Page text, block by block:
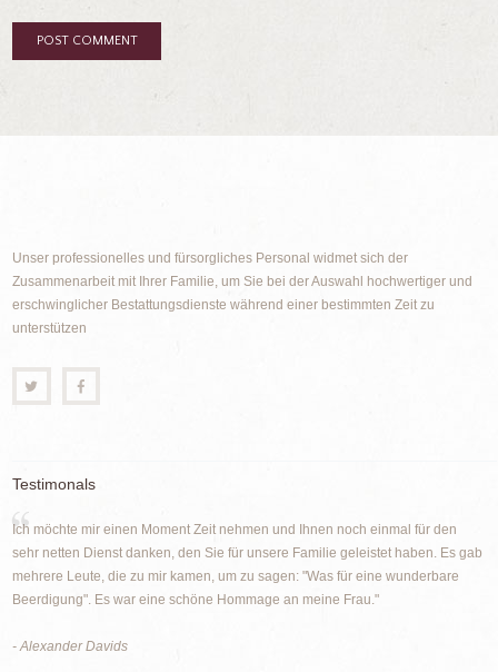
Unser professionelles und fürsorgliches Personal widmet sich der
Zusammenarbeit mit Ihrer Familie, um Sie bei der Auswahl hochwertiger und
erschwinglicher Bestattungsdienste während einer bestimmten Zeit zu
unterstützen
Testimonals
Ich möchte mir einen Moment Zeit nehmen und Ihnen noch einmal für den
sehr netten Dienst danken, den Sie für unsere Familie geleistet haben. Es gab
mehrere Leute, die zu mir kamen, um zu sagen: "Was für eine wunderbare
Beerdigung". Es war eine schöne Hommage an meine Frau."
- Alexander Davids